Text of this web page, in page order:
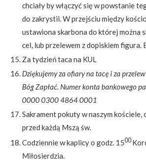
chciały by włączyć się w powstanie
do zakrystii. W przejściu między
ustawiona skarbona do której można
cel, lub przelewem z dopiskiem figura.
Za tydzień taca na KUL
Dziękujemy za ofiary na tacę i za
Bóg Zapłać. Numer konta bankowego
0000 0300 4864 0001
Sakrament pokuty w naszym kościele,
przed każdą Mszą św.
Codziennie w kaplicy o godz. 1500
Miłosierdzia.